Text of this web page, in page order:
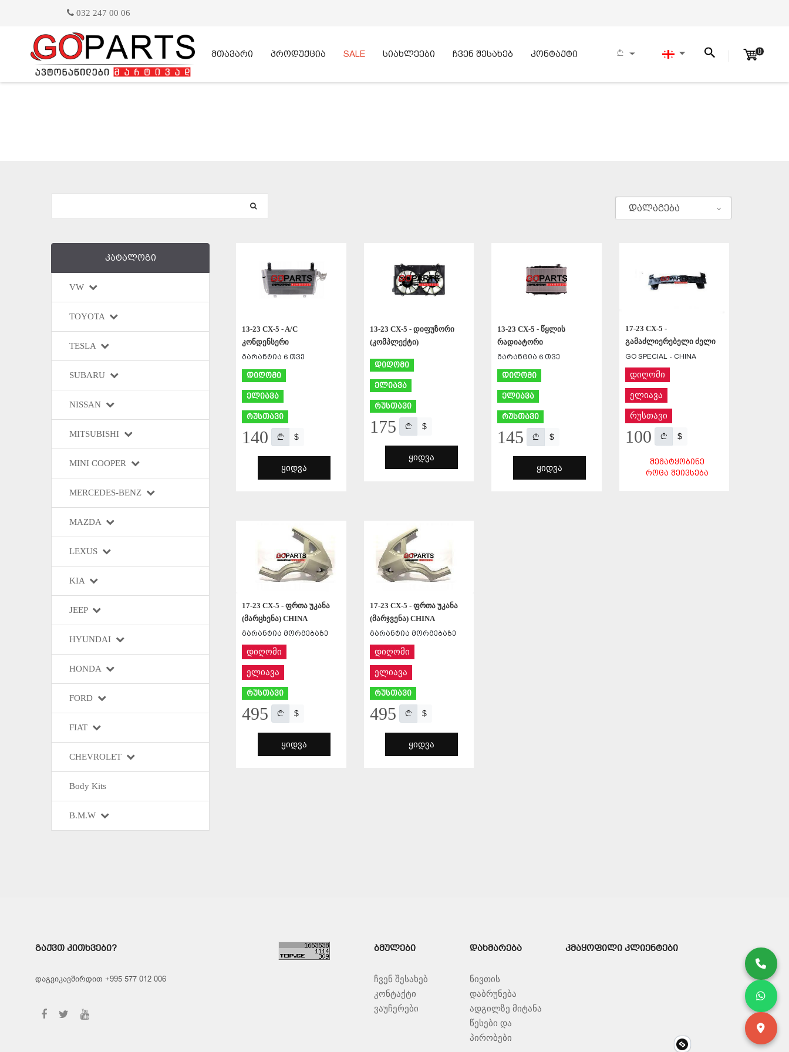
032 247 00 06
მთავარი პროდუქცია SALE სიახლეები ჩვენ შესახებ კონტაქტი 0
დალაგება
კატალოგი
VW
TOYOTA
TESLA
SUBARU
NISSAN
MITSUBISHI
MINI COOPER
MERCEDES-BENZ
MAZDA
LEXUS
KIA
JEEP
HYUNDAI
HONDA
FORD
FIAT
CHEVROLET
Body Kits
B.M.W
13-23 CX-5 - A/C
კონდენსერი
გარანტია 6 თვე
დიღომი
ელიავა
რუსთავი
140 $
ᲧᲘᲓᲕᲐ
13-23 CX-5 - დიფუზორი
(კომპლექტი)
დიღომი
ელიავა
რუსთავი
175 $
ᲧᲘᲓᲕᲐ
13-23 CX-5 - წყლის
რადიატორი
გარანტია 6 თვე
დიღომი
ელიავა
რუსთავი
145 $
ᲧᲘᲓᲕᲐ
17-23 CX-5 -
გამაძლიერებელი ძელი
GO SPECIAL - CHINA
დიღომი
ელიავა
რუსთავი
100 $
ᲨᲔᲛᲐᲢᲧᲝᲑᲘᲜᲔ
ᲠᲝᲪᲐ ᲨᲔᲘᲕᲡᲔᲑᲐ
17-23 CX-5 - ფრთა უკანა
(მარცხენა) CHINA
გარანტია მორგებაზე
დიღომი
ელიავა
რუსთავი
495 $
ᲧᲘᲓᲕᲐ
17-23 CX-5 - ფრთა უკანა
(მარჯვენა) CHINA
გარანტია მორგებაზე
დიღომი
ელიავა
რუსთავი
495 $
ᲧᲘᲓᲕᲐ
ᲒᲐᲥᲕᲗ ᲙᲘᲗᲮᲕᲔᲑᲘ?
დაგვიკავშირდით +995 577 012 006
ᲑᲛᲣᲚᲔᲑᲘ
ჩვენ შესახებ
კონტაქტი
ვაუჩერები
ᲓᲐᲮᲛᲐᲠᲔᲑᲐ
ნივთის
დაბრუნება
ადგილზე მიტანა
წესები და
პირობები
ᲙᲛᲐᲧᲝᲤᲘᲚᲘ ᲙᲚᲘᲔᲜᲢᲔᲑᲘ